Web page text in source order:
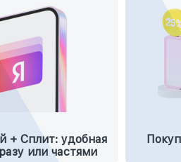
+ Сплит: удобная
или частями